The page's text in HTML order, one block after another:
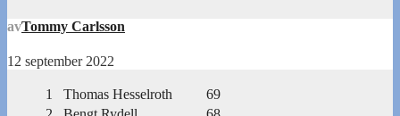
avTommy Carlsson
12 september 2022
1 Thomas Hesselroth
69